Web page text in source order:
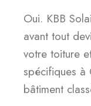
Oui. KBB
avant tout
votre toiture
spécifiques à
bâtiment